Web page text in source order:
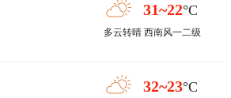
31~22°C
多云转晴 西南风一二级
32~23°C